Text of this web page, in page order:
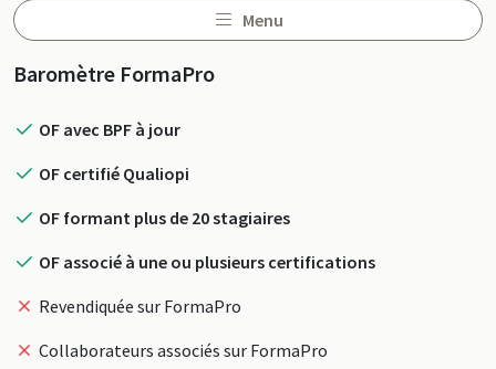
Menu
Profil
Baromètre FormaPro
OF avec BPF à jour
OF certifié Qualiopi
OF formant plus de 20 stagiaires
OF associé à une ou plusieurs certifications
Revendiquée sur FormaPro
Collaborateurs associés sur FormaPro